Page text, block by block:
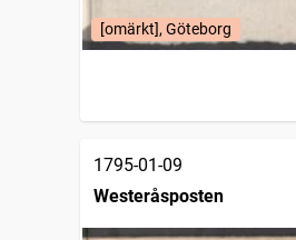
[omärkt], Göteborg
1795-01-09
Westeråsposten